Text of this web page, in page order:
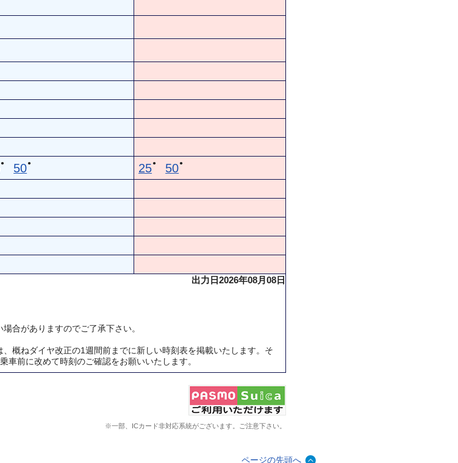
● 50● 25● 50●
出力日2026年08月08日
合がありますのでご了承下さい。
概ねダイヤ改正の1週間前までに新しい時刻表を掲載いたします。そ
車前に改めて時刻のご確認をお願いいたします。
※一部、ICカード非対応系統がございます。ご注意下さい。
ページの先頭へ